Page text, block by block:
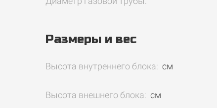
Размеры и вес
Высота внутреннего блока: см
Высота внешнего блока: см